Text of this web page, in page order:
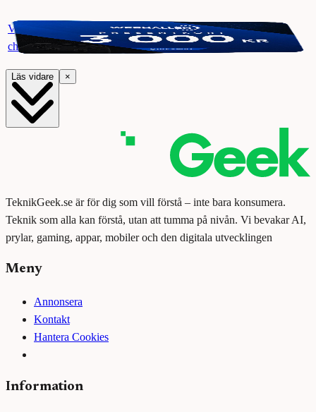
Vinn ett presentkort på Webhallen. Delta i vår giveaway för
chansen att vinna 3000 kr.
Läs vidare ×
TeknikGeek.se är för dig som vill förstå – inte bara konsumera.
Teknik som alla kan förstå, utan att tumma på nivån. Vi bevakar AI,
prylar, gaming, appar, mobiler och den digitala utvecklingen
Meny
Annonsera
Kontakt
Hantera Cookies
Information